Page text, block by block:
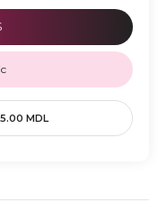
MDL